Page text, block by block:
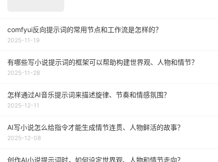
comfyui反向提示词的常用节点和工作流是怎样的？
2025-11-19
有哪些写小说提示词的框架可以帮助构建世界观、人物和情节？
2025-11-28
怎样通过AI音乐提示词来描述旋律、节奏和情感氛围？
2025-12-11
AI写小说怎么给指令才能生成情节连贯、人物鲜活的故事？
2025-12-08
创作AI小说提示词时，如何设定世界观、人物和情节走向？